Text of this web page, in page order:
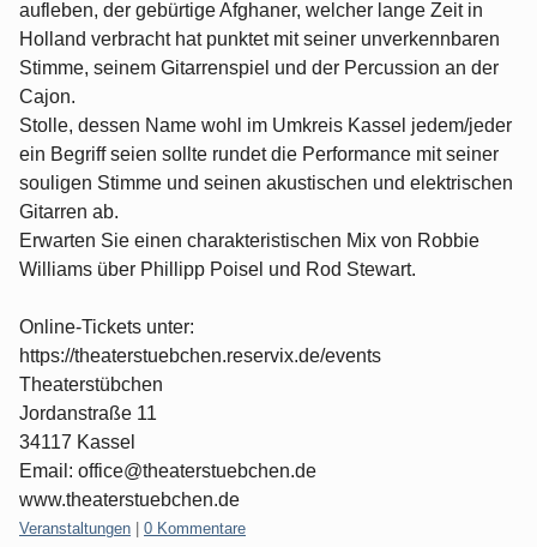
aufleben, der gebürtige Afghaner, welcher lange Zeit in
Holland verbracht hat punktet mit seiner unverkennbaren
Stimme, seinem Gitarrenspiel und der Percussion an der
Cajon.
Stolle, dessen Name wohl im Umkreis Kassel jedem/jeder
ein Begriff seien sollte rundet die Performance mit seiner
souligen Stimme und seinen akustischen und elektrischen
Gitarren ab.
Erwarten Sie einen charakteristischen Mix von Robbie
Williams über Phillipp Poisel und Rod Stewart.
Online-Tickets unter:
https://theaterstuebchen.reservix.de/events
Theaterstübchen
Jordanstraße 11
34117 Kassel
Email: office@theaterstuebchen.de
www.theaterstuebchen.de
Kategorien:
Veranstaltungen 0 Kommentare